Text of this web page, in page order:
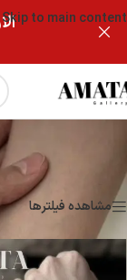
Skip to main content
ست دونفره
مشاهده فیلترها